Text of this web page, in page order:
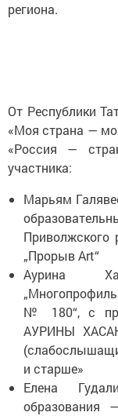
региона.
От Республики
«Моя страна —
«Россия —
участника:
Марьям
Приволжского
„Прорыв Art“
Аурина
№ 180“, с
АУРИНЫ
и старше»
Елена
образования